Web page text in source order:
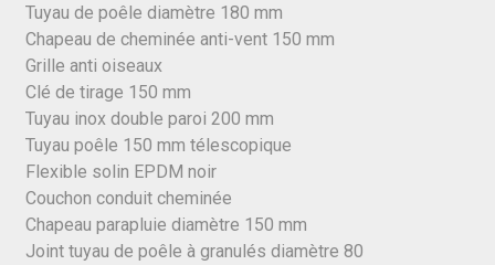
Tuyau de poêle diamètre 180 mm
Chapeau de cheminée anti-vent 150 mm
Grille anti oiseaux
Clé de tirage 150 mm
Tuyau inox double paroi 200 mm
Tuyau poêle 150 mm télescopique
Flexible solin EPDM noir
Couchon conduit cheminée
Chapeau parapluie diamètre 150 mm
Joint tuyau de poêle à granulés diamètre 80